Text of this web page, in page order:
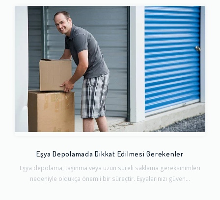
Eşya Depolamada Dikkat Edilmesi Gerekenler
Eşya depolama, taşınma veya uzun süreli saklama gereksinimleri
nedeniyle oldukça önemli bir süreçtir. Eşyalarınızı güven...